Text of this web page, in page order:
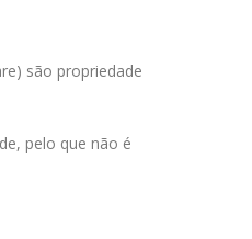
são propriedade
pelo que não é